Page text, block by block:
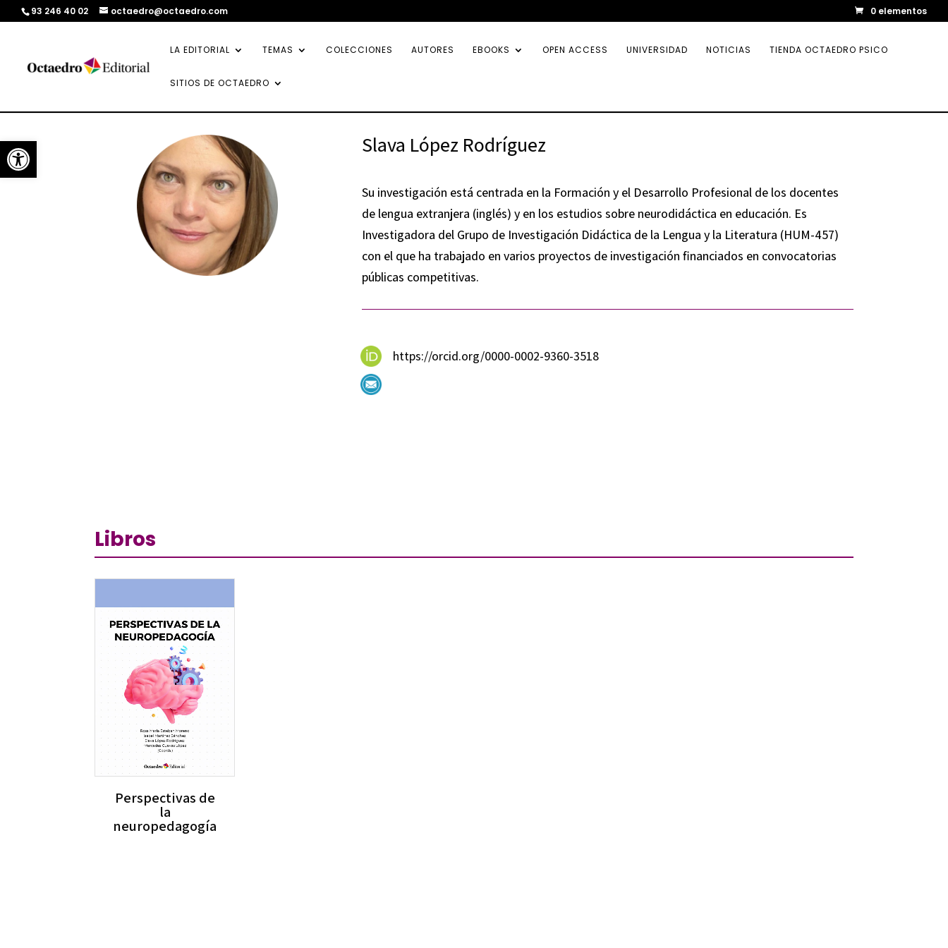
Abrir barra de herramientas
93 246 40 02 octaedro@octaedro.com 0 elementos
LA EDITORIAL TEMAS COLECCIONES AUTORES EBOOKS OPEN ACCESS UNIVERSIDAD NOTICIAS TIENDA OCTAEDRO PSICO
SITIOS DE OCTAEDRO
Slava López Rodríguez
Su investigación está centrada en la Formación y el Desarrollo Profesional de los docentes
de lengua extranjera (inglés) y en los estudios sobre neurodidáctica en educación. Es
Investigadora del Grupo de Investigación Didáctica de la Lengua y la Literatura (HUM-457)
con el que ha trabajado en varios proyectos de investigación financiados en convocatorias
públicas competitivas.
https://orcid.org/0000-0002-9360-3518
Libros
Perspectivas de
la
neuropedagogía